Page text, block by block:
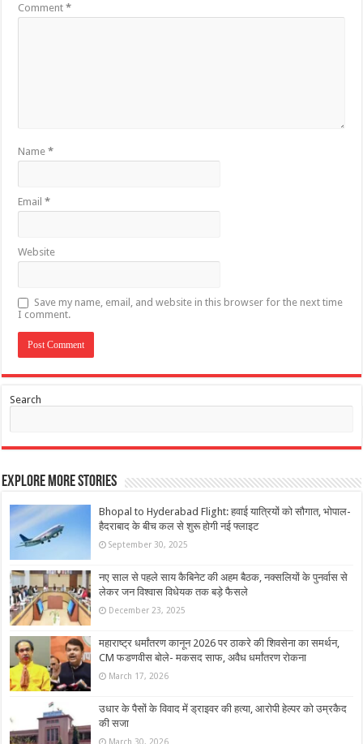
Comment*
Name*
Email*
Website
Save my name, email, and website in this browser for the next time
I comment.
Search
Explore More Stories
Bhopal to Hyderabad Flight: हवाई यात्रियों को सौगात, भोपाल-
हैदराबाद के बीच कल से शुरू होगी नई फ्लाइट
September 30, 2025
नए साल से पहले साय कैबिनेट की अहम बैठक, नक्सलियों के पुनर्वास से
लेकर जन विश्वास विधेयक तक बड़े फैसले
December 23, 2025
महाराष्ट्र धर्मांतरण कानून 2026 पर ठाकरे की शिवसेना का समर्थन,
CM फडणवीस बोले- मकसद साफ, अवैध धर्मांतरण रोकना
March 17, 2026
उधार के पैसों के विवाद में ड्राइवर की हत्या, आरोपी हेल्पर को उम्रकैद
की सजा
March 30, 2026